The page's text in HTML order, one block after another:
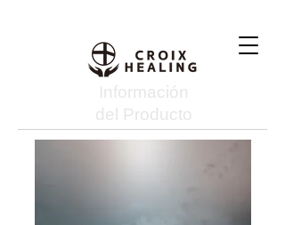
Información
del Producto